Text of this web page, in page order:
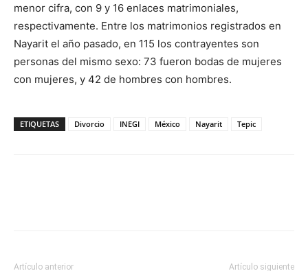
menor cifra, con 9 y 16 enlaces matrimoniales,
respectivamente. Entre los matrimonios registrados en
Nayarit el año pasado, en 115 los contrayentes son
personas del mismo sexo: 73 fueron bodas de mujeres
con mujeres, y 42 de hombres con hombres.
ETIQUETAS Divorcio INEGI México Nayarit Tepic
Artículo anterior Artículo siguiente